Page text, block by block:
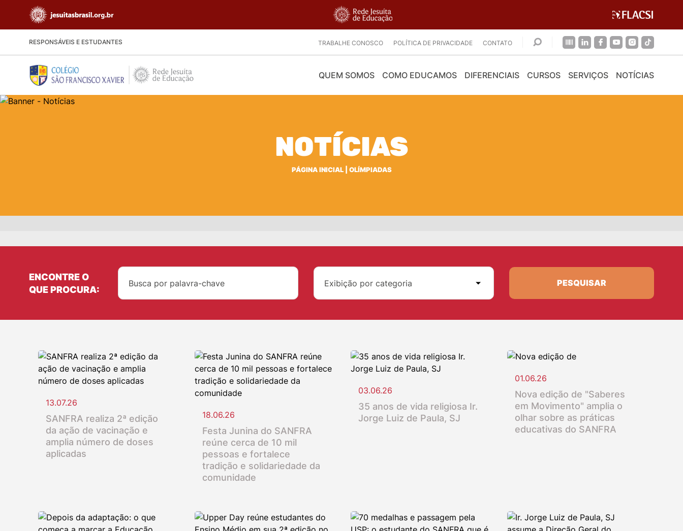
RESPONSÁVEIS E ESTUDANTES TRABALHE CONOSCO POLÍTICA DE PRIVACIDADE CONTATO
QUEM SOMOS COMO EDUCAMOS DIFERENCIAIS CURSOS SERVIÇOS NOTÍCIAS
NOTÍCIAS
PÁGINA INICIAL| OLÍMPIADAS
ENCONTRE O
QUE PROCURA:
Exibição por categoria PESQUISAR
13.07.26
SANFRA realiza 2ª edição
da ação de vacinação e
amplia número de doses
aplicadas
18.06.26
Festa Junina do SANFRA
reúne cerca de 10 mil
pessoas e fortalece
tradição e solidariedade da
comunidade
03.06.26
35 anos de vida religiosa Ir.
Jorge Luiz de Paula, SJ
01.06.26
Nova edição de "Saberes
em Movimento" amplia o
olhar sobre as práticas
educativas do SANFRA